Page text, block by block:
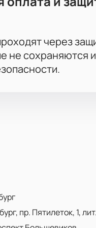
через
не сохраняются и
пр. Пятилеток, 1,